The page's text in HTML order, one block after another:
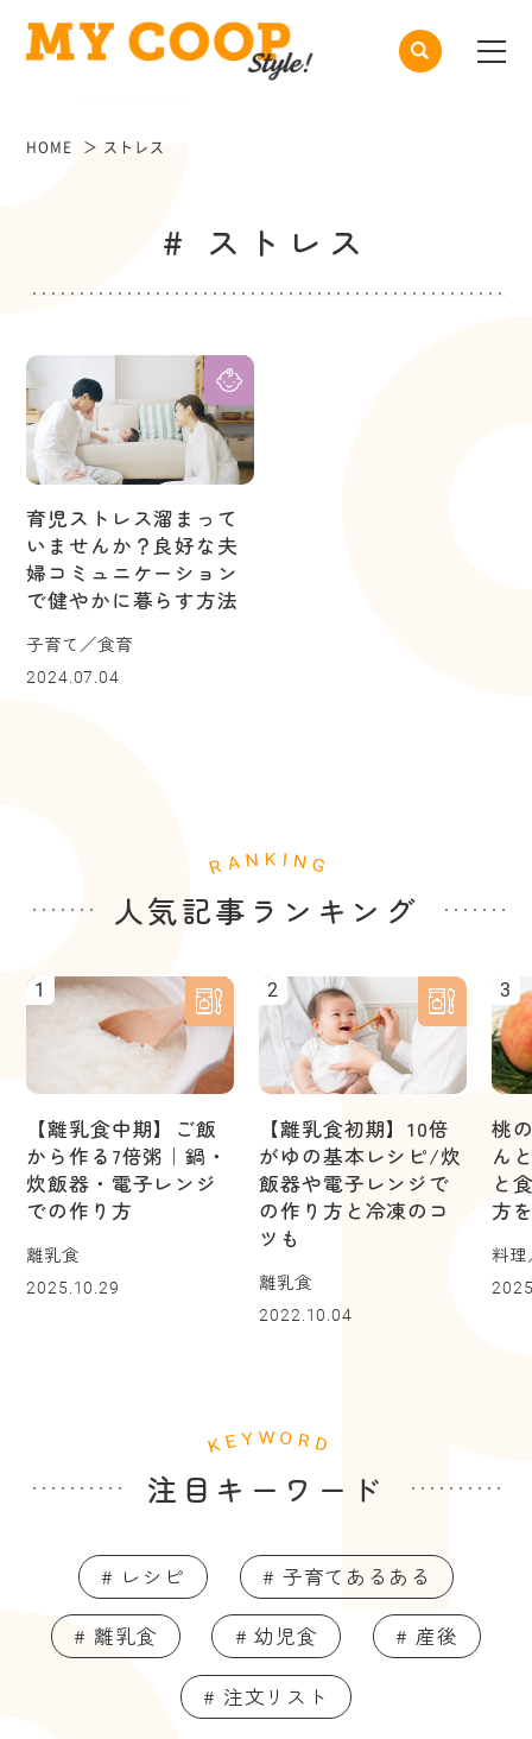
HOME ストレス
# ストレス
育児ストレス溜まって
いませんか？良好な夫
婦コミュニケーション
で健やかに暮らす方法
子育て／食育
2024.07.04
人気記事ランキング
1
【離乳食中期】ご飯
から作る7倍粥｜鍋・
炊飯器・電子レンジ
での作り方
離乳食
2025.10.29
2
【離乳食初期】10倍
がゆの基本レシピ/炊
飯器や電子レンジで
の作り方と冷凍のコ
ツも
離乳食
2022.10.04
3
桃
ん
と
方
料
注目キーワード
# レシピ # 子育てあるある
# 離乳食 # 幼児食 # 産後
# 注文リスト